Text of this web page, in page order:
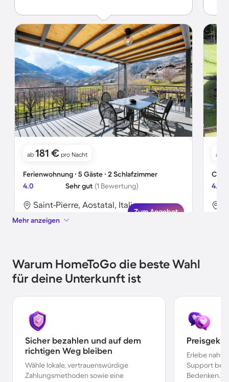
ab 181 € pro Nacht
Ferienwohnung ∙ 5 Gäste ∙ 2 Schlafzimmer
4.0
Sehr gut (1 Bewertung)
Saint-Pierre, Aostatal, Italien
Zum Angebot
hat),
ab
4.7
Mehr anzeigen
Warum HomeToGo die beste Wahl
für deine Unterkunft ist
Sicher bezahlen und auf dem
richtigen Weg bleiben
Wähle lokale, vertrauenswürdige
Zahlungsmethoden sowie eine
Erlebe
Support bei
Bedenken.